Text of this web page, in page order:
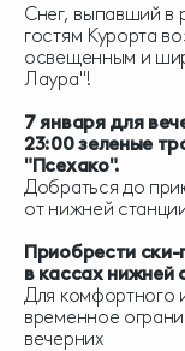
Снег, выпавший в
гостям Курорта
освещенным и
Лаура"!
7 января для
23:00 зеленые
"Псехако".
Добраться до
от нижней
Приобрести ски-
в кассах нижней
Для комфортного
временное
вечерних